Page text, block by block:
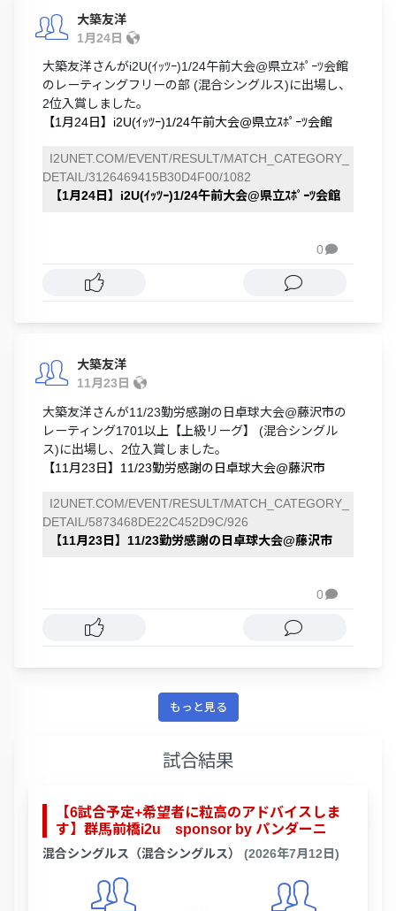
大築友洋
1月24日
大築友洋さんがi2U(ｲｯﾂｰ)1/24午前大会@県立ｽﾎﾟｰﾂ会館
のレーティングフリーの部 (混合シングルス)に出場し、
2位入賞しました。
【1月24日】i2U(ｲｯﾂｰ)1/24午前大会@県立ｽﾎﾟｰﾂ会館
I2UNET.COM/EVENT/RESULT/MATCH_CATEGORY_
DETAIL/3126469415B30D4F00/1082
【1月24日】i2U(ｲｯﾂｰ)1/24午前大会@県立ｽﾎﾟｰﾂ会館
0
大築友洋
11月23日
大築友洋さんが11/23勤労感謝の日卓球大会@藤沢市の
レーティング1701以上【上級リーグ】 (混合シングル
ス)に出場し、2位入賞しました。
【11月23日】11/23勤労感謝の日卓球大会@藤沢市
I2UNET.COM/EVENT/RESULT/MATCH_CATEGORY_
DETAIL/5873468DE22C452D9C/926
【11月23日】11/23勤労感謝の日卓球大会@藤沢市
0
もっと見る
試合結果
【6試合予定+希望者に粒高のアドバイスしま
す】群馬前橋i2u sponsor by パンダーニ
混合シングルス（混合シングルス） (2026年7月12日)